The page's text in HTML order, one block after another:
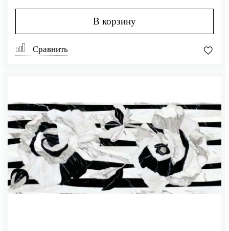
В корзину
Сравнить